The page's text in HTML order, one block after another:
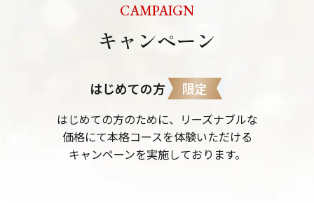
CAMPAIGN
キャンペーン
はじめての方 限定
はじめての方のために、リーズナブルな
価格にて本格コースを体験いただける
キャンペーンを実施しております。